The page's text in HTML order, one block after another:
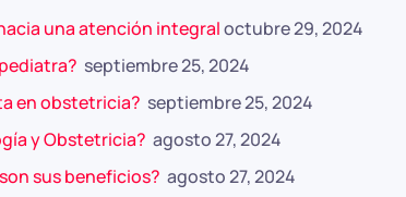
una atención integraloctubre 29, 2024
septiembre 25, 2024
en obstetricia? septiembre 25, 2024
y Obstetricia? agosto 27, 2024
sus beneficios? agosto 27, 2024